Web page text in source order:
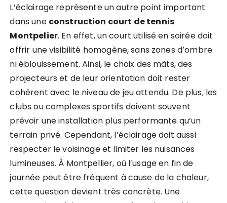
L’éclairage représente un autre point important
dans une construction court de tennis
Montpelier. En effet, un court utilisé en soirée doit
offrir une visibilité homogène, sans zones d’ombre
ni éblouissement. Ainsi, le choix des mâts, des
projecteurs et de leur orientation doit rester
cohérent avec le niveau de jeu attendu. De plus, les
clubs ou complexes sportifs doivent souvent
prévoir une installation plus performante qu’un
terrain privé. Cependant, l’éclairage doit aussi
respecter le voisinage et limiter les nuisances
lumineuses. À Montpellier, où l’usage en fin de
journée peut être fréquent à cause de la chaleur,
cette question devient très concrète. Une